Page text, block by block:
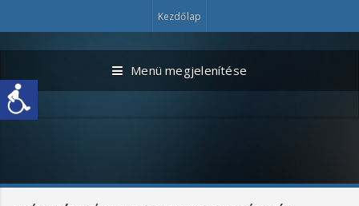
Kezdőlap
Menü megjelenítése